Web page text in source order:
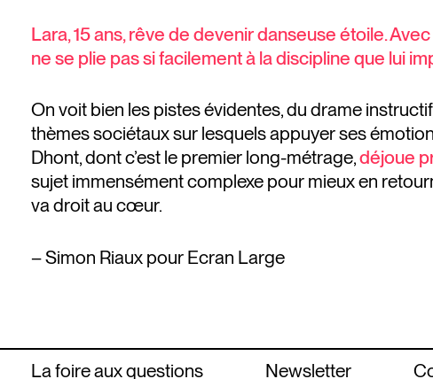
Lara, 15 ans, rêve de devenir danseuse étoile.
ne se plie pas si facilement à la discipline que lui
On voit bien les pistes évidentes, du drame
thèmes sociétaux sur lesquels appuyer ses
Dhont, dont c’est le premier long-métrage,déjoue
sujet immensément complexe pour mieux en
va droit au cœur.
– Simon Riaux pour Ecran Large
La foire aux questions Newsletter